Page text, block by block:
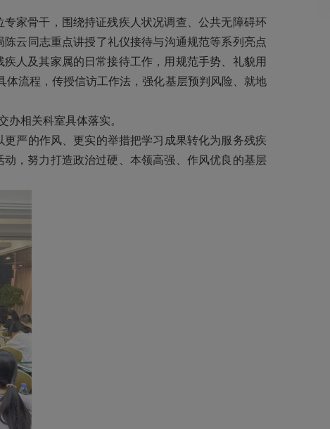
家骨干，围绕持证残疾人状况调查、公共无障碍环
云同志重点讲授了礼仪接待与沟通规范等系列亮点
人及其家属的日常接待工作，用规范手势、礼貌用
流程，传授信访工作法，强化基层预判风险、就地
办相关科室具体落实。
严的作风、更实的举措把学习成果转化为服务残疾
，努力打造政治过硬、本领高强、作风优良的基层